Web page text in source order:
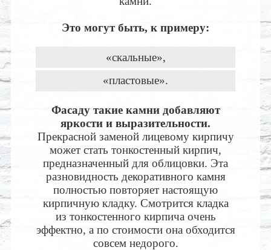
Это могут быть, к примеру:
«скальные»,
«пластовые».
Фасаду такие камни добавляют
яркости и выразительности.
Прекрасной заменой лицевому кирпичу
может стать тонкостенный кирпич,
предназначенный для облицовки. Эта
разновидность декоративного камня
полностью повторяет настоящую
кирпичную кладку. Смотрится кладка
из тонкостенного кирпича очень
эффектно, а по стоимости она обходится
совсем недорого.